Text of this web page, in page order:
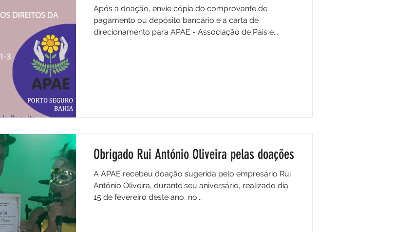
Após a doação, envie cópia do comprovante de
pagamento ou depósito bancário e a carta de
direcionamento para APAE - Associação de Pais e...
Obrigado Rui António Oliveira pelas doações
A APAE recebeu doação sugerida pelo empresário Rui
António Oliveira, durante seu aniversário, realizado dia
15 de fevereiro deste ano, no...